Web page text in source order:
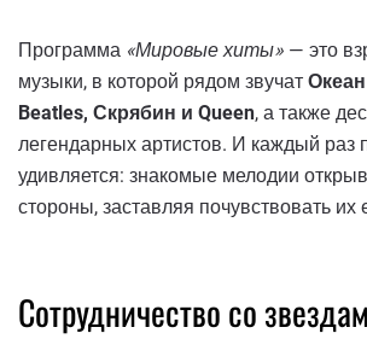
Программа «Мировые хиты» — это
музыки, в которой рядом звучат
Beatles, Скрябин и Queen, а также
легендарных артистов. И каждый раз
удивляется: знакомые мелодии
стороны, заставляя почувствовать их
Сотрудничество со